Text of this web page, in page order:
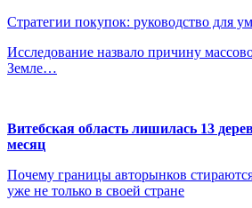
Стратегии покупок: руководство для
Исследование назвало причину
Земле…
Витебская область лишилась 13
месяц
Почему границы авторынков
уже не только в своей стране